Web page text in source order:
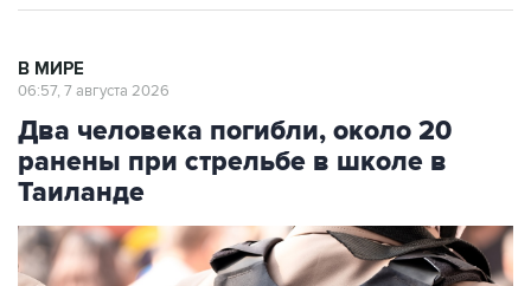
В МИРЕ
06:57, 7 августа 2026
Два человека погибли, около 20
ранены при стрельбе в школе в
Таиланде